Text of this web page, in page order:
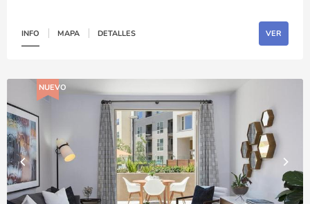
INFO MAPA DETALLES VER
NUEVO